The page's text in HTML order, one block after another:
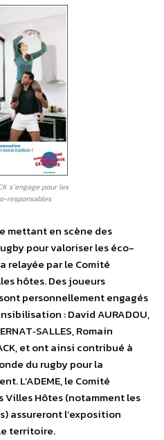
s’engage pour les
responsables
mettant en scène des
pour valoriser les éco-
relayée par le Comité
hôtes. Des joueurs
personnellement engagés
: David AURADOU,
Romain
et ont ainsi contribué à
du rugby pour la
L’ADEME, le Comité
Villes Hôtes (notamment les
assureront l’exposition
territoire.